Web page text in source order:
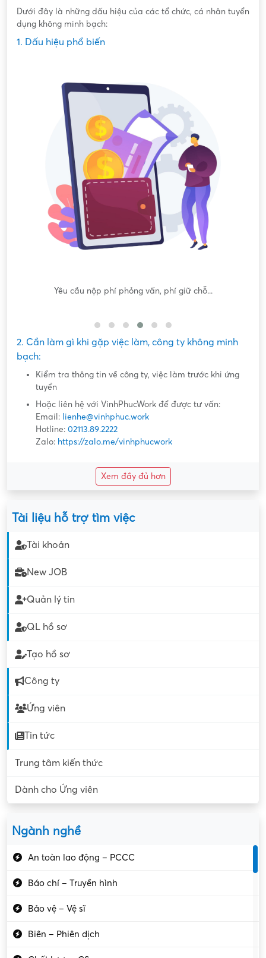
Dưới đây là những dấu hiệu của các tổ chức, cá nhân tuyển
dụng không minh bạch:
1. Dấu hiệu phổ biến
Yêu cầu nộp phí phỏng vấn, phí giữ chỗ...
2. Cần làm gì khi gặp việc làm, công ty không minh
bạch:
Kiểm tra thông tin về công ty, việc làm trước khi ứng
tuyển
Hoặc liên hệ với VinhPhucWork để được tư vấn:
Email: lienhe@vinhphuc.work
Hotline: 02113.89.2222
Zalo: https://zalo.me/vinhphucwork
Xem đầy đủ hơn
Tài liệu hỗ trợ tìm việc
Tài khoản
New JOB
Quản lý tin
QL hồ sơ
Tạo hồ sơ
Công ty
Ứng viên
Tin tức
Trung tâm kiến thức
Dành cho Ứng viên
Ngành nghề
An toàn lao động – PCCC
Báo chí – Truyền hình
Bảo vệ – Vệ sĩ
Biên – Phiên dịch